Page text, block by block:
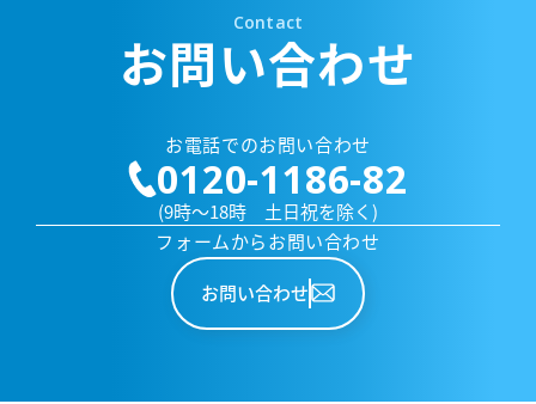
Contact
お問い合わせ
お電話でのお問い合わせ
0120-1186-82
(9時～18時 土日祝を除く)
フォームからお問い合わせ
お問い合わせ